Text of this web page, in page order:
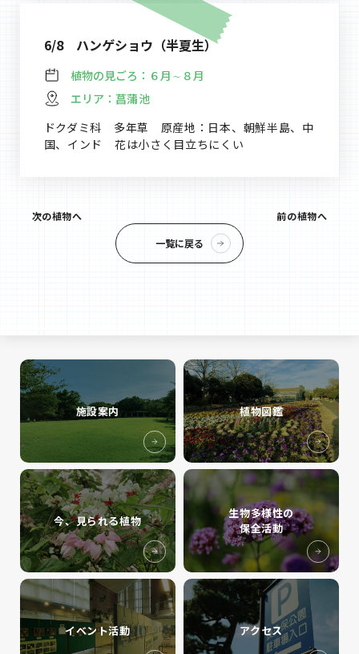
6/8 ハンゲショウ（半夏生）
植物の見ごろ： ６月∼８月
エリア： 菖蒲池
ドクダミ科 多年草 原産地：日本、朝鮮半島、中
国、インド 花は小さく目立ちにくい
次の植物へ
一覧に戻る
前の植物へ
施設案内 植物図鑑
今、見られる植物
生物多様性の
保全活動
イベント活動 アクセス